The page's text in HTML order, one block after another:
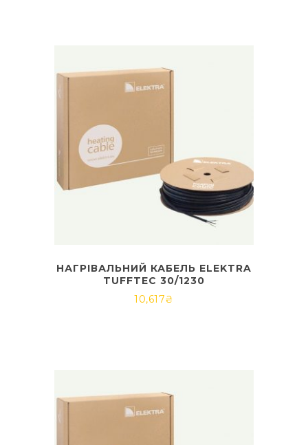
НАГРІВАЛЬНИЙ КАБЕЛЬ ELEKTRA
TUFFTEC 30/1230
10,617₴